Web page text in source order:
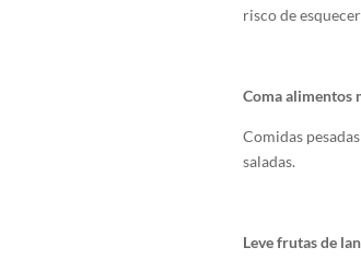
risco de
Coma alimentos
Comidas
saladas.
Leve frutas de